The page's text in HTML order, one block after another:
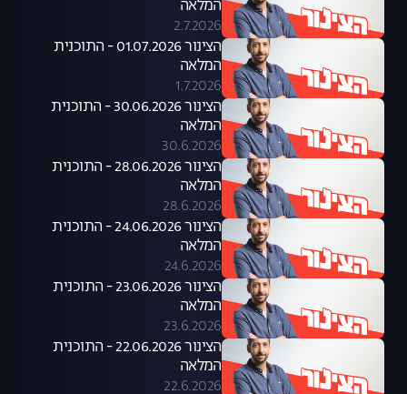
המלאה
2.7.2026
הצינור 01.07.2026 - התוכנית
המלאה
1.7.2026
הצינור 30.06.2026 - התוכנית
המלאה
30.6.2026
הצינור 28.06.2026 - התוכנית
המלאה
28.6.2026
הצינור 24.06.2026 - התוכנית
המלאה
24.6.2026
הצינור 23.06.2026 - התוכנית
המלאה
23.6.2026
הצינור 22.06.2026 - התוכנית
המלאה
22.6.2026